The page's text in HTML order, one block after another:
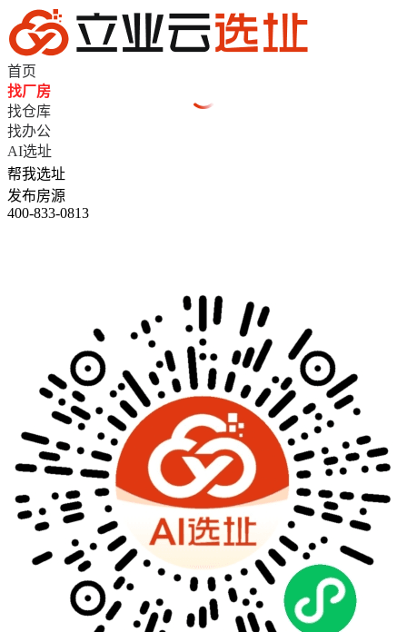
首页
找厂房
找仓库
找办公
AI选址
帮我选址
发布房源
400-833-0813